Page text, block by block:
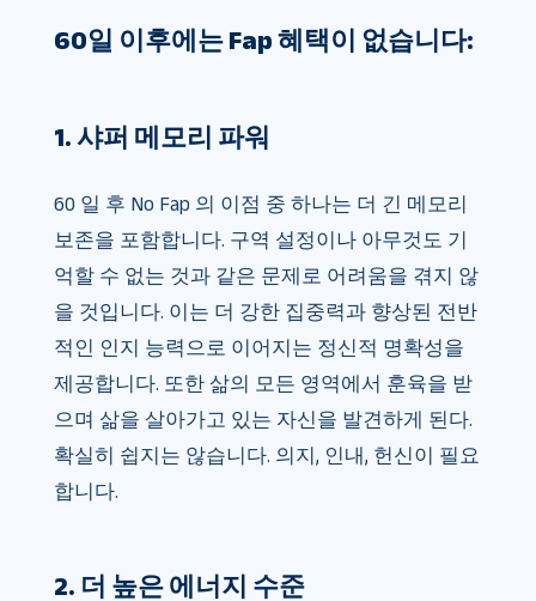
60일 이후에는 Fap 혜택이 없습니다:
1. 샤퍼 메모리 파워
60 일 후 No Fap 의 이점 중 하나는 더 긴 메모리
보존을 포함합니다. 구역 설정이나 아무것도 기
억할 수 없는 것과 같은 문제로 어려움을 겪지 않
을 것입니다. 이는 더 강한 집중력과 향상된 전반
적인 인지 능력으로 이어지는 정신적 명확성을
제공합니다. 또한 삶의 모든 영역에서 훈육을 받
으며 삶을 살아가고 있는 자신을 발견하게 된다.
확실히 쉽지는 않습니다. 의지, 인내, 헌신이 필요
합니다.
2. 더 높은 에너지 수준